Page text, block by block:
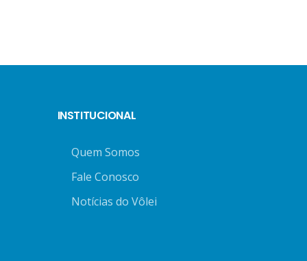
INSTITUCIONAL
Quem Somos
Fale Conosco
Notícias do Vôlei